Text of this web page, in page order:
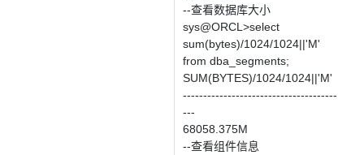
--查看数据库大小
sys@ORCL>select
sum(bytes)/1024/1024||'M'
from dba_segments;
SUM(BYTES)/1024/1024||'M'
--------------------------------------
---
68058.375M
--查看组件信息